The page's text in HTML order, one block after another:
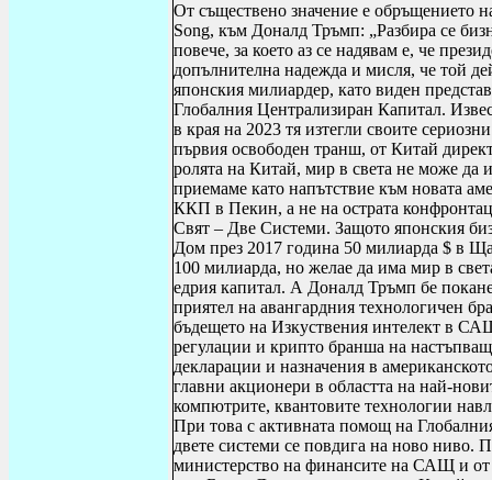
От съществено значение е обръщението
Song, към Доналд Тръмп: „Разбира се
повече, за което аз се надявам е, че
допълнителна надежда и мисля, че той
японския милиардер, като виден
Глобалния Централизиран Капитал.
в края на 2023 тя изтегли своите
първия освободен транш, от Китай
ролята на Китай, мир в света не може да
приемаме като напътствие към новата
ККП в Пекин, а не на острата
Свят – Две Системи. Защото японския
Дом през 2017 година 50 милиарда $ в
100 милиарда, но желае да има мир в
едрия капитал. А Доналд Тръмп бе
приятел на авангардния технологичен
бъдещето на Изкуствения интелект в
регулации и крипто бранша на
декларации и назначения в
главни акционери в областта на най-
компютрите, квантовите технологии
При това с активната помощ на
двете системи се повдига на ново ниво.
министерство на финансите на САЩ и от